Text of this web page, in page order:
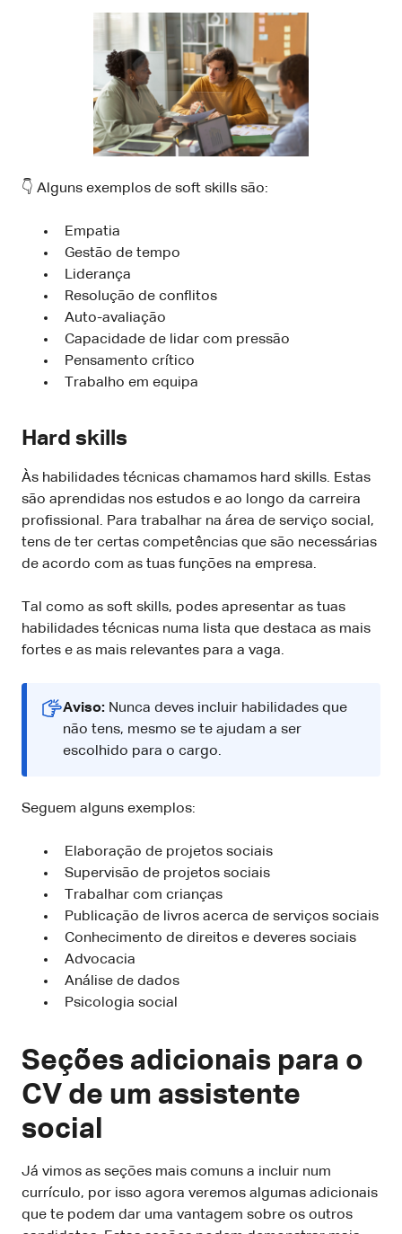
👇 Alguns exemplos de soft skills são:
Empatia
Gestão de tempo
Liderança
Resolução de conflitos
Auto-avaliação
Capacidade de lidar com pressão
Pensamento crítico
Trabalho em equipa
Hard skills
Às habilidades técnicas chamamos hard skills. Estas
são aprendidas nos estudos e ao longo da carreira
profissional. Para trabalhar na área de serviço social,
tens de ter certas competências que são necessárias
de acordo com as tuas funções na empresa.
Tal como as soft skills, podes apresentar as tuas
habilidades técnicas numa lista que destaca as mais
fortes e as mais relevantes para a vaga.
Aviso: Nunca deves incluir habilidades que
não tens, mesmo se te ajudam a ser
escolhido para o cargo.
Seguem alguns exemplos:
Elaboração de projetos sociais
Supervisão de projetos sociais
Trabalhar com crianças
Publicação de livros acerca de serviços sociais
Conhecimento de direitos e deveres sociais
Advocacia
Análise de dados
Psicologia social
Seções adicionais para o
CV de um assistente
social
Já vimos as seções mais comuns a incluir num
currículo, por isso agora veremos algumas adicionais
que te podem dar uma vantagem sobre os outros